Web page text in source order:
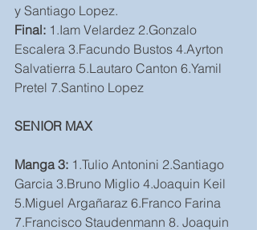
y Santiago Lopez.
Final: 1.Iam Velardez 2.Gonzalo
Escalera 3.Facundo Bustos 4.Ayrton
Salvatierra 5.Lautaro Canton 6.Yamil
Pretel 7.Santino Lopez
SENIOR MAX
Manga 3: 1.Tulio Antonini 2.Santiago
Garcia 3.Bruno Miglio 4.Joaquin Keil
5.Miguel Argañaraz 6.Franco Farina
7.Francisco Staudenmann 8. Joaquin